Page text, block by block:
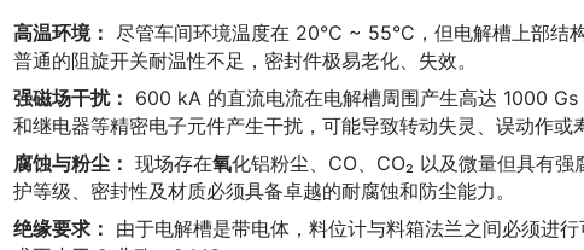
高温环境： 尽管车间环境温度在 20°C ~ 55°C，但电解槽上部结
普通的阻旋开关耐温性不足，密封件极易老化、失效。
强磁场干扰： 600 kA 的直流电流在电解槽周围产生高达 1000
和继电器等精密电子元件产生干扰，可能导致转动失灵、误动作或
腐蚀与粉尘： 现场存在氧化铝粉尘、CO、CO₂ 以及微量但具有
护等级、密封性及材质必须具备卓越的耐腐蚀和防尘能力。
绝缘要求： 由于电解槽是带电体，料位计与料箱法兰之间必须进